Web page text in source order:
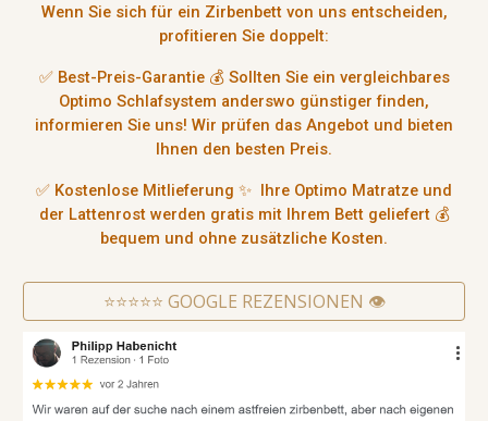
Wenn Sie sich für ein Zirbenbett von uns entscheiden,
profitieren Sie doppelt:
✅ Best-Preis-Garantie💰 Sollten Sie ein vergleichbares
Optimo Schlafsystem anderswo günstiger finden,
informieren Sie uns! Wir prüfen das Angebot und bieten
Ihnen den besten Preis.
✅ Kostenlose Mitlieferung ✨ Ihre Optimo Matratze und
der Lattenrost werden gratis mit Ihrem Bett geliefert 💰
bequem und ohne zusätzliche Kosten.
⭐️⭐️⭐️⭐️⭐️ GOOGLE REZENSIONEN 👁️